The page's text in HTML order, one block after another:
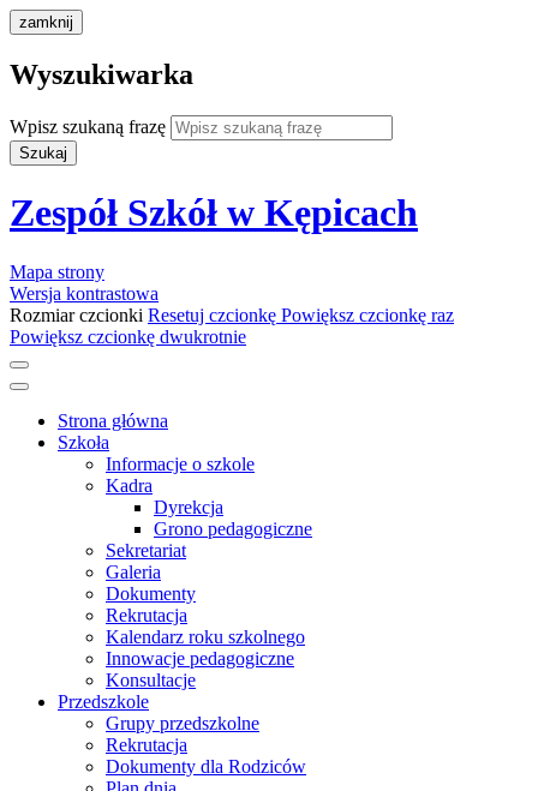
zamknij
Wyszukiwarka
Wpisz szukaną frazę
Szukaj
Zespół Szkół w Kępicach
Mapa strony
Wersja kontrastowa
Rozmiar czcionki Resetuj czcionkę Powiększ czcionkę raz
Powiększ czcionkę dwukrotnie
Strona główna
Szkoła
Informacje o szkole
Kadra
Dyrekcja
Grono pedagogiczne
Sekretariat
Galeria
Dokumenty
Rekrutacja
Kalendarz roku szkolnego
Innowacje pedagogiczne
Konsultacje
Przedszkole
Grupy przedszkolne
Rekrutacja
Dokumenty dla Rodziców